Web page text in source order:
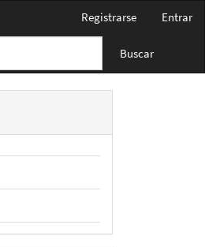
Registrarse Entrar
Buscar